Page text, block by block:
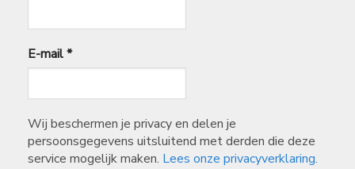
E-mail*
Wij beschermen je privacy en delen je
persoonsgegevens uitsluitend met derden die deze
service mogelijk maken. Lees onze privacyverklaring.